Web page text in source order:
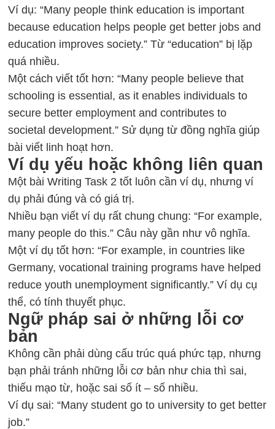
Ví dụ: “Many people think education is important
because education helps people get better jobs and
education improves society.” Từ “education” bị lặp
quá nhiều.
Một cách viết tốt hơn: “Many people believe that
schooling is essential, as it enables individuals to
secure better employment and contributes to
societal development.” Sử dụng từ đồng nghĩa giúp
bài viết linh hoạt hơn.
Ví dụ yếu hoặc không liên quan
Một bài Writing Task 2 tốt luôn cần ví dụ, nhưng ví
dụ phải đúng và có giá trị.
Nhiều bạn viết ví dụ rất chung chung: “For example,
many people do this.” Câu này gần như vô nghĩa.
Một ví dụ tốt hơn: “For example, in countries like
Germany, vocational training programs have helped
reduce youth unemployment significantly.” Ví dụ cụ
thể, có tính thuyết phục.
Ngữ pháp sai ở những lỗi cơ
bản
Không cần phải dùng cấu trúc quá phức tạp, nhưng
bạn phải tránh những lỗi cơ bản như chia thì sai,
thiếu mạo từ, hoặc sai số ít – số nhiều.
Ví dụ sai: “Many student go to university to get better
job.”